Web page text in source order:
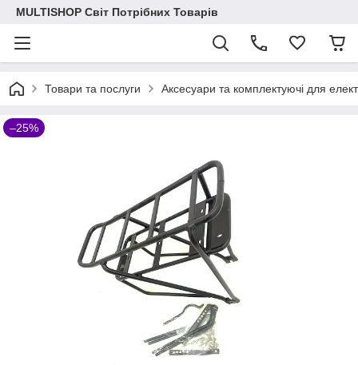
MULTISHOP Світ Потрібних Товарів
Товари та послуги Аксесуари та комплектуючі для
–25%